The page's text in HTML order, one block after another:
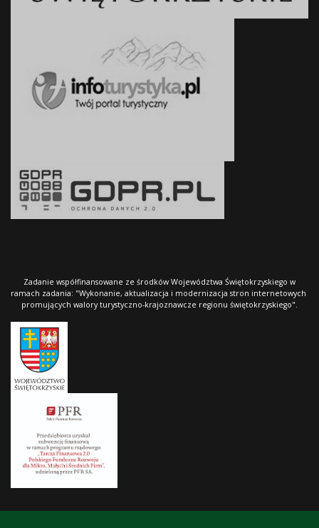
Zadanie współfinansowane ze środków Województwa Świętokrzyskiego w
ramach zadania: "Wykonanie, aktualizacja i modernizacja stron internetowych
promujących walory turystyczno-krajoznawcze regionu świętokrzyskiego".